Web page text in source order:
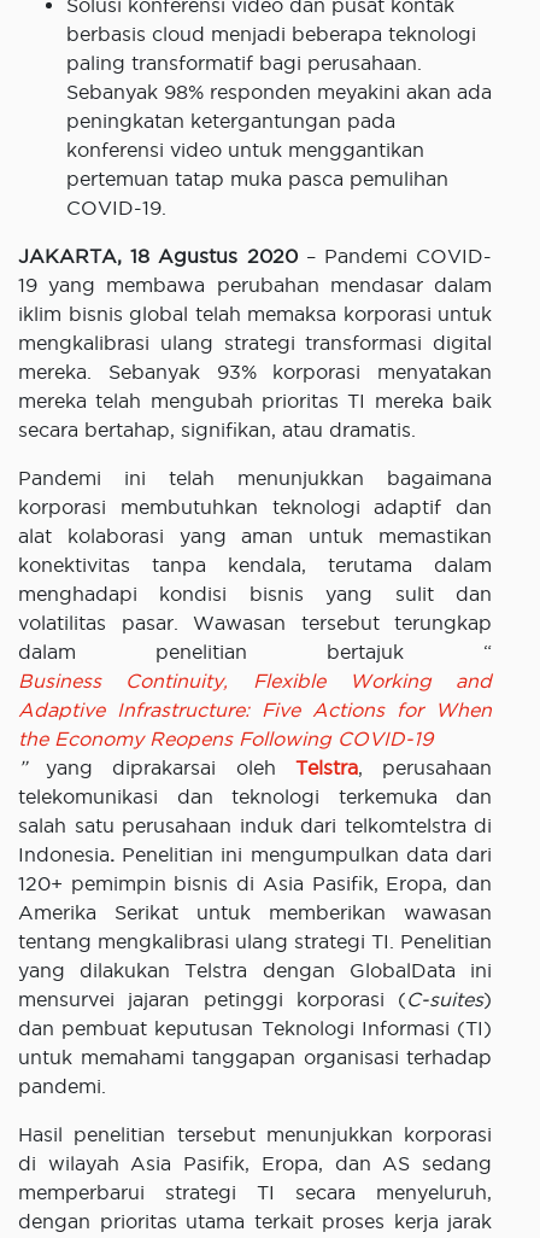
Solusi konferensi video dan pusat kontak
berbasis cloud menjadi beberapa teknologi
paling transformatif bagi perusahaan.
Sebanyak 98% responden meyakini akan ada
peningkatan ketergantungan pada
konferensi video untuk menggantikan
pertemuan tatap muka pasca pemulihan
COVID-19.
JAKARTA, 18 Agustus 2020– Pandemi COVID-
19 yang membawa perubahan mendasar dalam
iklim bisnis global telah memaksa korporasi untuk
mengkalibrasi ulang strategi transformasi digital
mereka. Sebanyak 93% korporasi menyatakan
mereka telah mengubah prioritas TI mereka baik
secara bertahap, signifikan, atau dramatis.
Pandemi ini telah menunjukkan bagaimana
korporasi membutuhkan teknologi adaptif dan
alat kolaborasi yang aman untuk memastikan
konektivitas tanpa kendala, terutama dalam
menghadapi kondisi bisnis yang sulit dan
volatilitas pasar. Wawasan tersebut terungkap
dalam penelitian bertajuk “
Business Continuity, Flexible Working and
Adaptive Infrastructure: Five Actions for When
the Economy Reopens Following COVID-19
”yang diprakarsai oleh Telstra, perusahaan
telekomunikasi dan teknologi terkemuka dan
salah satu perusahaan induk dari telkomtelstra di
Indonesia. Penelitian ini mengumpulkan data dari
120+ pemimpin bisnis di Asia Pasifik, Eropa, dan
Amerika Serikat untuk memberikan wawasan
tentang mengkalibrasi ulang strategi TI. Penelitian
yang dilakukan Telstra dengan GlobalData ini
mensurvei jajaran petinggi korporasi (C-suites)
dan pembuat keputusan Teknologi Informasi (TI)
untuk memahami tanggapan organisasi terhadap
pandemi.
Hasil penelitian tersebut menunjukkan korporasi
di wilayah Asia Pasifik, Eropa, dan AS sedang
memperbarui strategi TI secara menyeluruh,
dengan prioritas utama terkait proses kerja jarak